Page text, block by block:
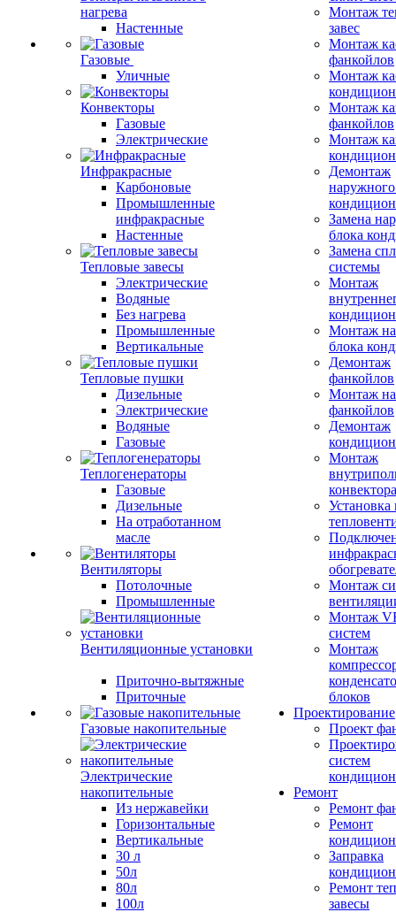
нагрева
Настенные
Газовые
Уличные
Конвекторы
Газовые
Электрические
Инфракрасные
Карбоновые
Промышленные
инфракрасные
Настенные
Тепловые завесы
Электрические
Водяные
Без нагрева
Промышленные
Вертикальные
Тепловые пушки
Дизельные
Электрические
Водяные
Газовые
Теплогенераторы
Газовые
Дизельные
На отработанном
масле
Вентиляторы
Потолочные
Промышленные
Вентиляционные установки
Приточно-вытяжные
Приточные
Газовые накопительные
Электрические
накопительные
Из нержавейки
Горизонтальные
Вертикальные
30 л
50л
80л
100л
Монтаж
завес
Монтаж
фанкойлов
Монтаж
Монтаж
фанкойлов
Монтаж
Демонтаж
Замена
блока
Замена
системы
Монтаж
Монтаж
блока
Демонтаж
фанкойлов
Монтаж
фанкойлов
Демонтаж
Монтаж
конвектора
Установка
Монтаж
Монтаж
систем
Монтаж
блоков
Проектирование
Проект
систем
Ремонт
Ремонт
Ремонт
Заправка
Ремонт
завесы